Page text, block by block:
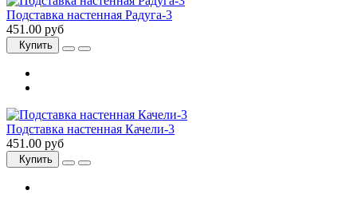
Подставка настенная Радуга-3
451.00 руб
Купить
Подставка настенная Качели-3
451.00 руб
Купить